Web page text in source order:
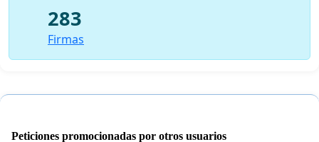
Por Chile
Fundación Sendero de Chile
Secretaria de Turismo, Dpto. de Patrimonio Natural
Por Uruguay
283
Firmas
Peticiones promocionadas por otros usuarios